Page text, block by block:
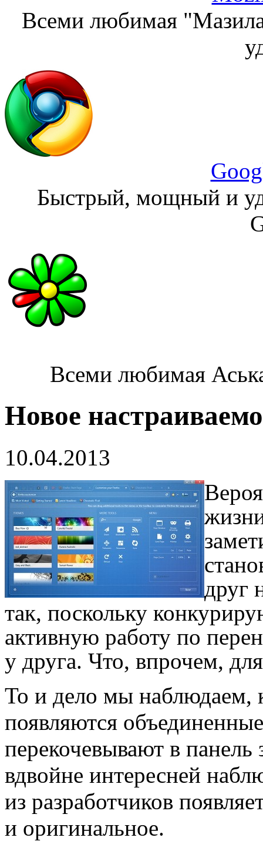
Всеми любимая
Быстрый, мощный и
Всеми любимая
Новое
10.04.2013
друг
так, поскольку
активную работу по
у друга. Что, впрочем,
То и дело мы наблюдаем,
появляются
перекочевывают в панель
вдвойне интересней
из разработчиков
и оригинальное.